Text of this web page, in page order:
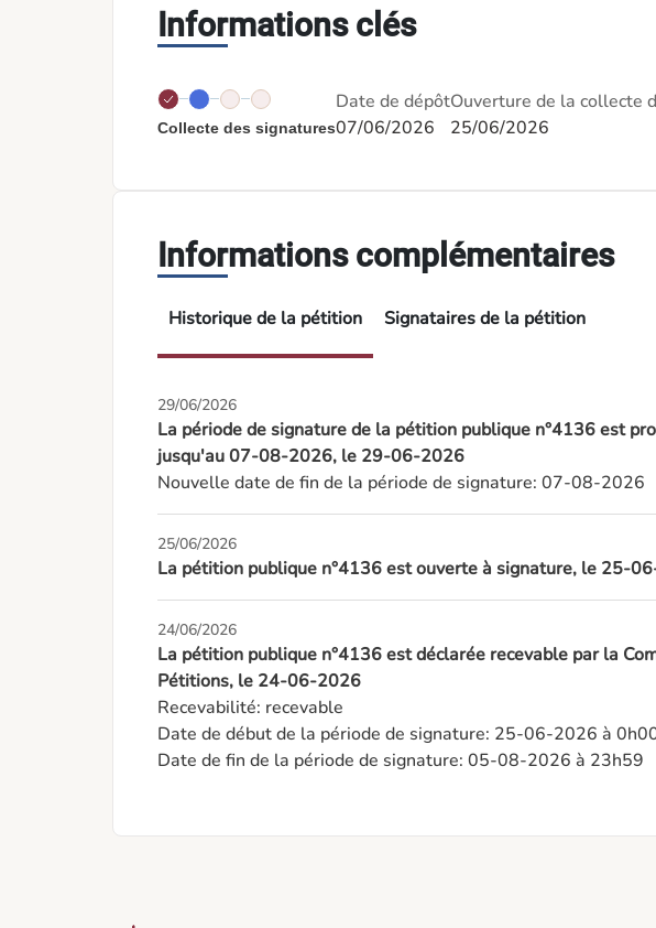
Informations clés
Collecte des signatures
Date de dépôt
07/06/2026
Ouverture de la collecte
25/06/2026
Informations complémentaires
Historique de la pétition Signataires de la pétition
29/06/2026
La période de signature de la pétition publique n°4136 est
jusqu'au 07-08-2026, le 29-06-2026
Nouvelle date de fin de la période de signature: 07-08-2026
25/06/2026
La pétition publique n°4136 est ouverte à signature, le 25-
24/06/2026
La pétition publique n°4136 est déclarée recevable par la
Pétitions, le 24-06-2026
Recevabilité: recevable
Date de début de la période de signature: 25-06-2026 à
Date de fin de la période de signature: 05-08-2026 à 23h59